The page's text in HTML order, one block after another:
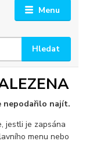
Menu
Hledat
nepodařilo najít.
jestli je zapsána
menu nebo